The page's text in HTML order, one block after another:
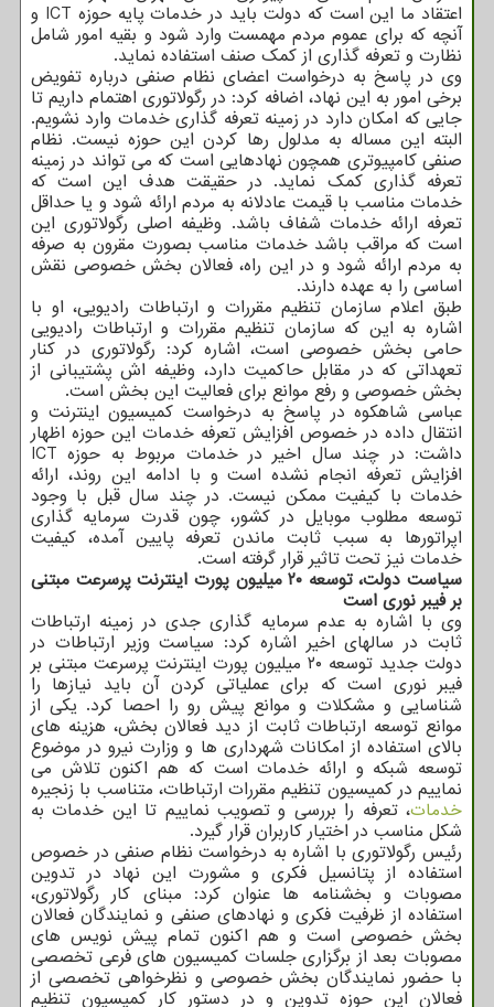
اعتقاد ما این است که دولت باید در خدمات پایه حوزه ICT و
آنچه که برای عموم مردم مهمست وارد شود و بقیه امور شامل
نظارت و تعرفه گذاری از کمک صنف استفاده نماید.
وی در پاسخ به درخواست اعضای نظام صنفی درباره تفویض
برخی امور به این نهاد، اضافه کرد: در رگولاتوری اهتمام داریم تا
جایی که امکان دارد در زمینه تعرفه گذاری خدمات وارد نشویم.
البته این مساله به مدلول رها کردن این حوزه نیست. نظام
صنفی کامپیوتری همچون نهادهایی است که می تواند در زمینه
تعرفه گذاری کمک نماید. در حقیقت هدف این است که
خدمات مناسب با قیمت عادلانه به مردم ارائه شود و یا حداقل
تعرفه ارائه خدمات شفاف باشد. وظیفه اصلی رگولاتوری این
است که مراقب باشد خدمات مناسب بصورت مقرون به صرفه
به مردم ارائه شود و در این راه، فعالان بخش خصوصی نقش
اساسی را به عهده دارند.
طبق اعلام سازمان تنظیم مقررات و ارتباطات رادیویی، او با
اشاره به این که سازمان تنظیم مقررات و ارتباطات رادیویی
حامی بخش خصوصی است، اشاره کرد: رگولاتوری در کنار
تعهداتی که در مقابل حاکمیت دارد، وظیفه اش پشتیبانی از
بخش خصوصی و رفع موانع برای فعالیت این بخش است.
عباسی شاهکوه در پاسخ به درخواست کمیسیون اینترنت و
انتقال داده در خصوص افزایش تعرفه خدمات این حوزه اظهار
داشت: در چند سال اخیر در خدمات مربوط به حوزه ICT
افزایش تعرفه انجام نشده است و با ادامه این روند، ارائه
خدمات با کیفیت ممکن نیست. در چند سال قبل با وجود
توسعه مطلوب موبایل در کشور، چون قدرت سرمایه گذاری
اپراتورها به سبب ثابت ماندن تعرفه پایین آمده، کیفیت
خدمات نیز تحت تاثیر قرار گرفته است.
سیاست دولت، توسعه ۲۰ میلیون پورت اینترنت پرسرعت مبتنی
بر فیبر نوری است
وی با اشاره به عدم سرمایه گذاری جدی در زمینه ارتباطات
ثابت در سالهای اخیر اشاره کرد: سیاست وزیر ارتباطات در
دولت جدید توسعه ۲۰ میلیون پورت اینترنت پرسرعت مبتنی بر
فیبر نوری است که برای عملیاتی کردن آن باید نیازها را
شناسایی و مشکلات و موانع پیش رو را احصا کرد. یکی از
موانع توسعه ارتباطات ثابت از دید فعالان بخش، هزینه های
بالای استفاده از امکانات شهرداری ها و وزارت نیرو در موضوع
توسعه شبکه و ارائه خدمات است که هم اکنون تلاش می
نماییم در کمیسیون تنظیم مقررات ارتباطات، متناسب با زنجیره
خدمات، تعرفه را بررسی و تصویب نماییم تا این خدمات به
شکل مناسب در اختیار کاربران قرار گیرد.
رئیس رگولاتوری با اشاره به درخواست نظام صنفی در خصوص
استفاده از پتانسیل فکری و مشورت این نهاد در تدوین
مصوبات و بخشنامه ها عنوان کرد: مبنای کار رگولاتوری،
استفاده از ظرفیت فکری و نهادهای صنفی و نمایندگان فعالان
بخش خصوصی است و هم اکنون تمام پیش نویس های
مصوبات بعد از برگزاری جلسات کمیسیون های فرعی تخصصی
با حضور نمایندگان بخش خصوصی و نظرخواهی تخصصی از
فعالان این حوزه تدوین و در دستور کار کمیسیون تنظیم